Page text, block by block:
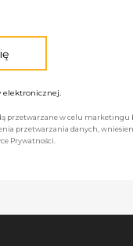
elektronicznej.
przetwarzane w celu marketingu
przetwarzania danych,
Prywatności.